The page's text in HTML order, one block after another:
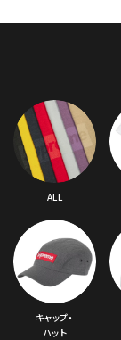
ALL
キャップ・
ハット